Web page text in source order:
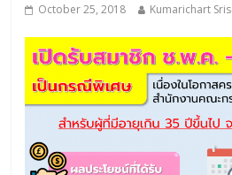
October 25, 2018 Kumarichart